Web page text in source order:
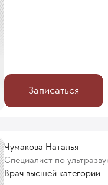
Записаться
Чумакова Наталья
Специалист по
Врач высшей категории